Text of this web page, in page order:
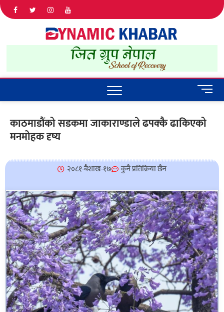
IN NEPAL
M
e
u
n
काठमाडौंको सडकमा जाकाराण्डाले ढपक्कै ढाकिएको
मनमोहक दृष्य
२०८१-बैशाख-१७ कुनै प्रतिक्रिया छैन